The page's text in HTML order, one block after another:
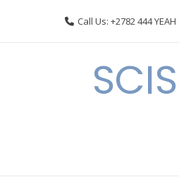
Call Us: +2782 444 YEAH